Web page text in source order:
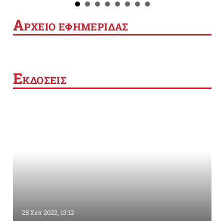
ΑΡΧΕΙΟ ΕΦΗΜΕΡΙΔΑΣ
ΕΚΔΟΣΕΙΣ
25 Σεπ 2022, 13:12